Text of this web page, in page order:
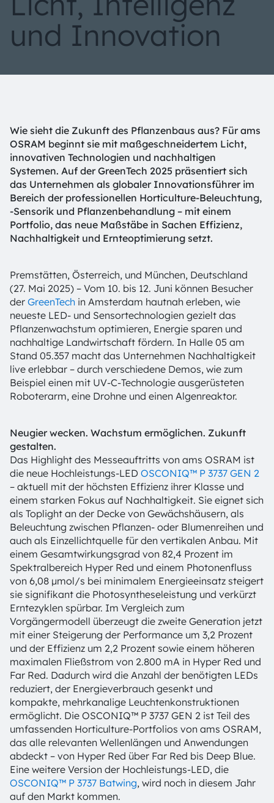
und Innovation
Wie sieht die Zukunft des Pflanzenbaus aus? Für ams
OSRAM beginnt sie mit maßgeschneidertem Licht,
innovativen Technologien und nachhaltigen
Systemen. Auf der GreenTech 2025 präsentiert sich
das Unternehmen als globaler Innovationsführer im
Bereich der professionellen Horticulture-Beleuchtung,
-Sensorik und Pflanzenbehandlung – mit einem
Portfolio, das neue Maßstäbe in Sachen Effizienz,
Nachhaltigkeit und Ernteoptimierung setzt.
Premstätten, Österreich, und München, Deutschland
(27. Mai 2025) – Vom 10. bis 12. Juni können Besucher
der GreenTech in Amsterdam hautnah erleben, wie
neueste LED- und Sensortechnologien gezielt das
Pflanzenwachstum optimieren, Energie sparen und
nachhaltige Landwirtschaft fördern. In Halle 05 am
Stand 05.357 macht das Unternehmen Nachhaltigkeit
live erlebbar – durch verschiedene Demos, wie zum
Beispiel einen mit UV-C-Technologie ausgerüsteten
Roboterarm, eine Drohne und einen Algenreaktor.
Neugier wecken. Wachstum ermöglichen. Zukunft
gestalten.
Das Highlight des Messeauftritts von ams OSRAM ist
die neue Hochleistungs-LED OSCONIQ™ P 3737 GEN 2
– aktuell mit der höchsten Effizienz ihrer Klasse und
einem starken Fokus auf Nachhaltigkeit. Sie eignet sich
als Toplight an der Decke von Gewächshäusern, als
Beleuchtung zwischen Pflanzen- oder Blumenreihen und
auch als Einzellichtquelle für den vertikalen Anbau. Mit
einem Gesamtwirkungsgrad von 82,4 Prozent im
Spektralbereich Hyper Red und einem Photonenfluss
von 6,08 µmol/s bei minimalem Energieeinsatz steigert
sie signifikant die Photosyntheseleistung und verkürzt
Erntezyklen spürbar. Im Vergleich zum
Vorgängermodell überzeugt die zweite Generation jetzt
mit einer Steigerung der Performance um 3,2 Prozent
und der Effizienz um 2,2 Prozent sowie einem höheren
maximalen Fließstrom von 2.800 mA in Hyper Red und
Far Red. Dadurch wird die Anzahl der benötigten LEDs
reduziert, der Energieverbrauch gesenkt und
kompakte, mehrkanalige Leuchtenkonstruktionen
ermöglicht. Die OSCONIQ™ P 3737 GEN 2 ist Teil des
umfassenden Horticulture-Portfolios von ams OSRAM,
das alle relevanten Wellenlängen und Anwendungen
abdeckt – von Hyper Red über Far Red bis Deep Blue.
Eine weitere Version der Hochleistungs-LED, die
OSCONIQ™ P 3737 Batwing, wird noch in diesem Jahr
auf den Markt kommen.